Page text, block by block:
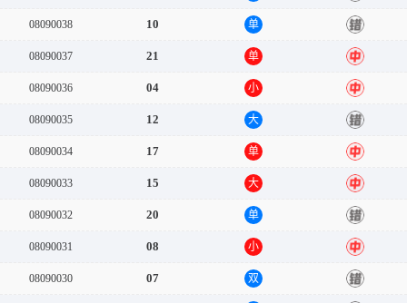
08090038 10 单 错
08090037 21 单 中
08090036 04 小 中
08090035 12 大 错
08090034 17 单 中
08090033 15 大 中
08090032 20 单 错
08090031 08 小 中
08090030 07 双 错